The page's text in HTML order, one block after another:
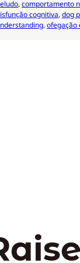
, comportamento
cognitiva, dog
, ofegação